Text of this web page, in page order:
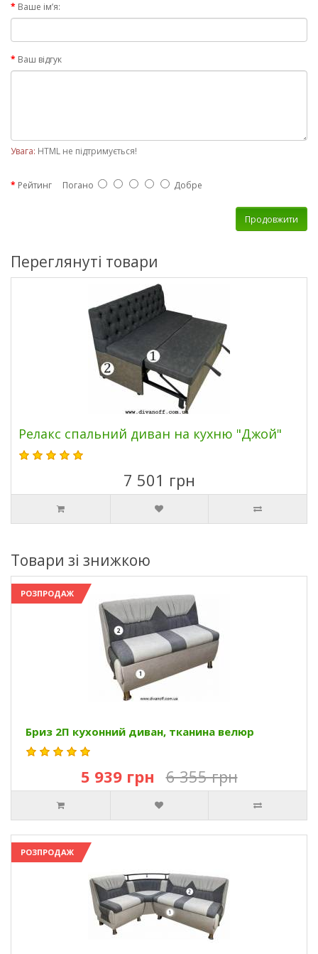
Ваше ім’я:
Ваш відгук
Увага: HTML не підтримується!
Рейтинг Погано Добре
Продовжити
Переглянуті товари
Релакс спальний диван на кухню "Джой"
7 501 грн
Товари зі знижкою
РОЗПРОДАЖ
Бриз 2П кухонний диван, тканина велюр
5 939 грн 6 355 грн
РОЗПРОДАЖ